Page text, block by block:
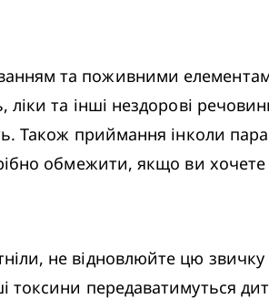
та поживними
та інші нездорові
Також приймання інколи
обмежити, якщо ви
не відновлюйте цю звичку
передаватимуться